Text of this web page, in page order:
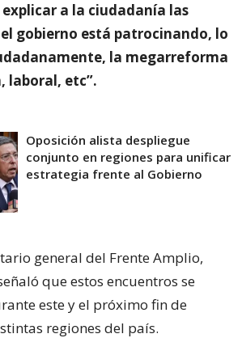
explicar a la ciudadanía las
gobierno está patrocinando, lo
la megarreforma
laboral, etc”.
Oposición alista despliegue
conjunto en regiones para unificar
estrategia frente al Gobierno
general del Frente Amplio,
que estos encuentros se
este y el próximo fin de
regiones del país.